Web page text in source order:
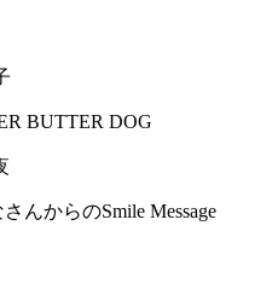
BUTTER DOG
んからのSmile Message